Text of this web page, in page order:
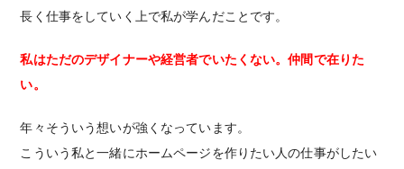
長く仕事をしていく上で私が学んだことです。
私はただのデザイナーや経営者でいたくない。仲間で在りた
い。
年々そういう想いが強くなっています。
こういう私と一緒にホームページを作りたい人の仕事がしたい